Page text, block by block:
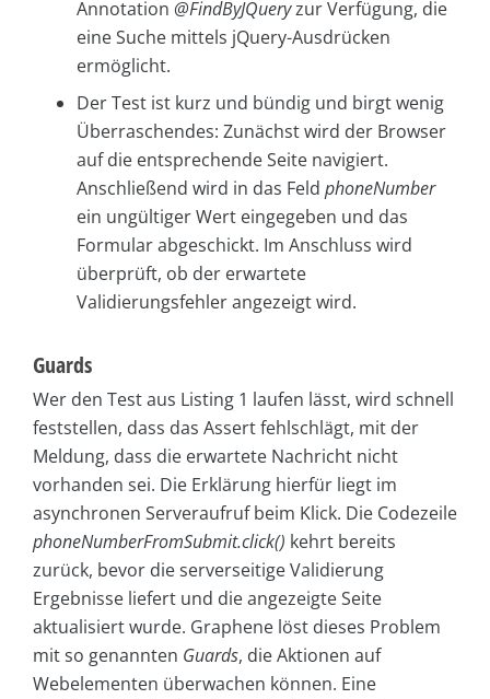
Annotation @FindByJQueryzur Verfügung, die
eine Suche mittels jQuery-Ausdrücken
ermöglicht.
Der Test ist kurz und bündig und birgt wenig
Überraschendes: Zunächst wird der Browser
auf die entsprechende Seite navigiert.
Anschließend wird in das Feld phoneNumber
ein ungültiger Wert eingegeben und das
Formular abgeschickt. Im Anschluss wird
überprüft, ob der erwartete
Validierungsfehler angezeigt wird.
Guards
Wer den Test aus Listing 1 laufen lässt, wird schnell
feststellen, dass das Assert fehlschlägt, mit der
Meldung, dass die erwartete Nachricht nicht
vorhanden sei. Die Erklärung hierfür liegt im
asynchronen Serveraufruf beim Klick. Die Codezeile
phoneNumberFromSubmit.click() kehrt bereits
zurück, bevor die serverseitige Validierung
Ergebnisse liefert und die angezeigte Seite
aktualisiert wurde. Graphene löst dieses Problem
mit so genannten Guards, die Aktionen auf
Webelementen überwachen können. Eine